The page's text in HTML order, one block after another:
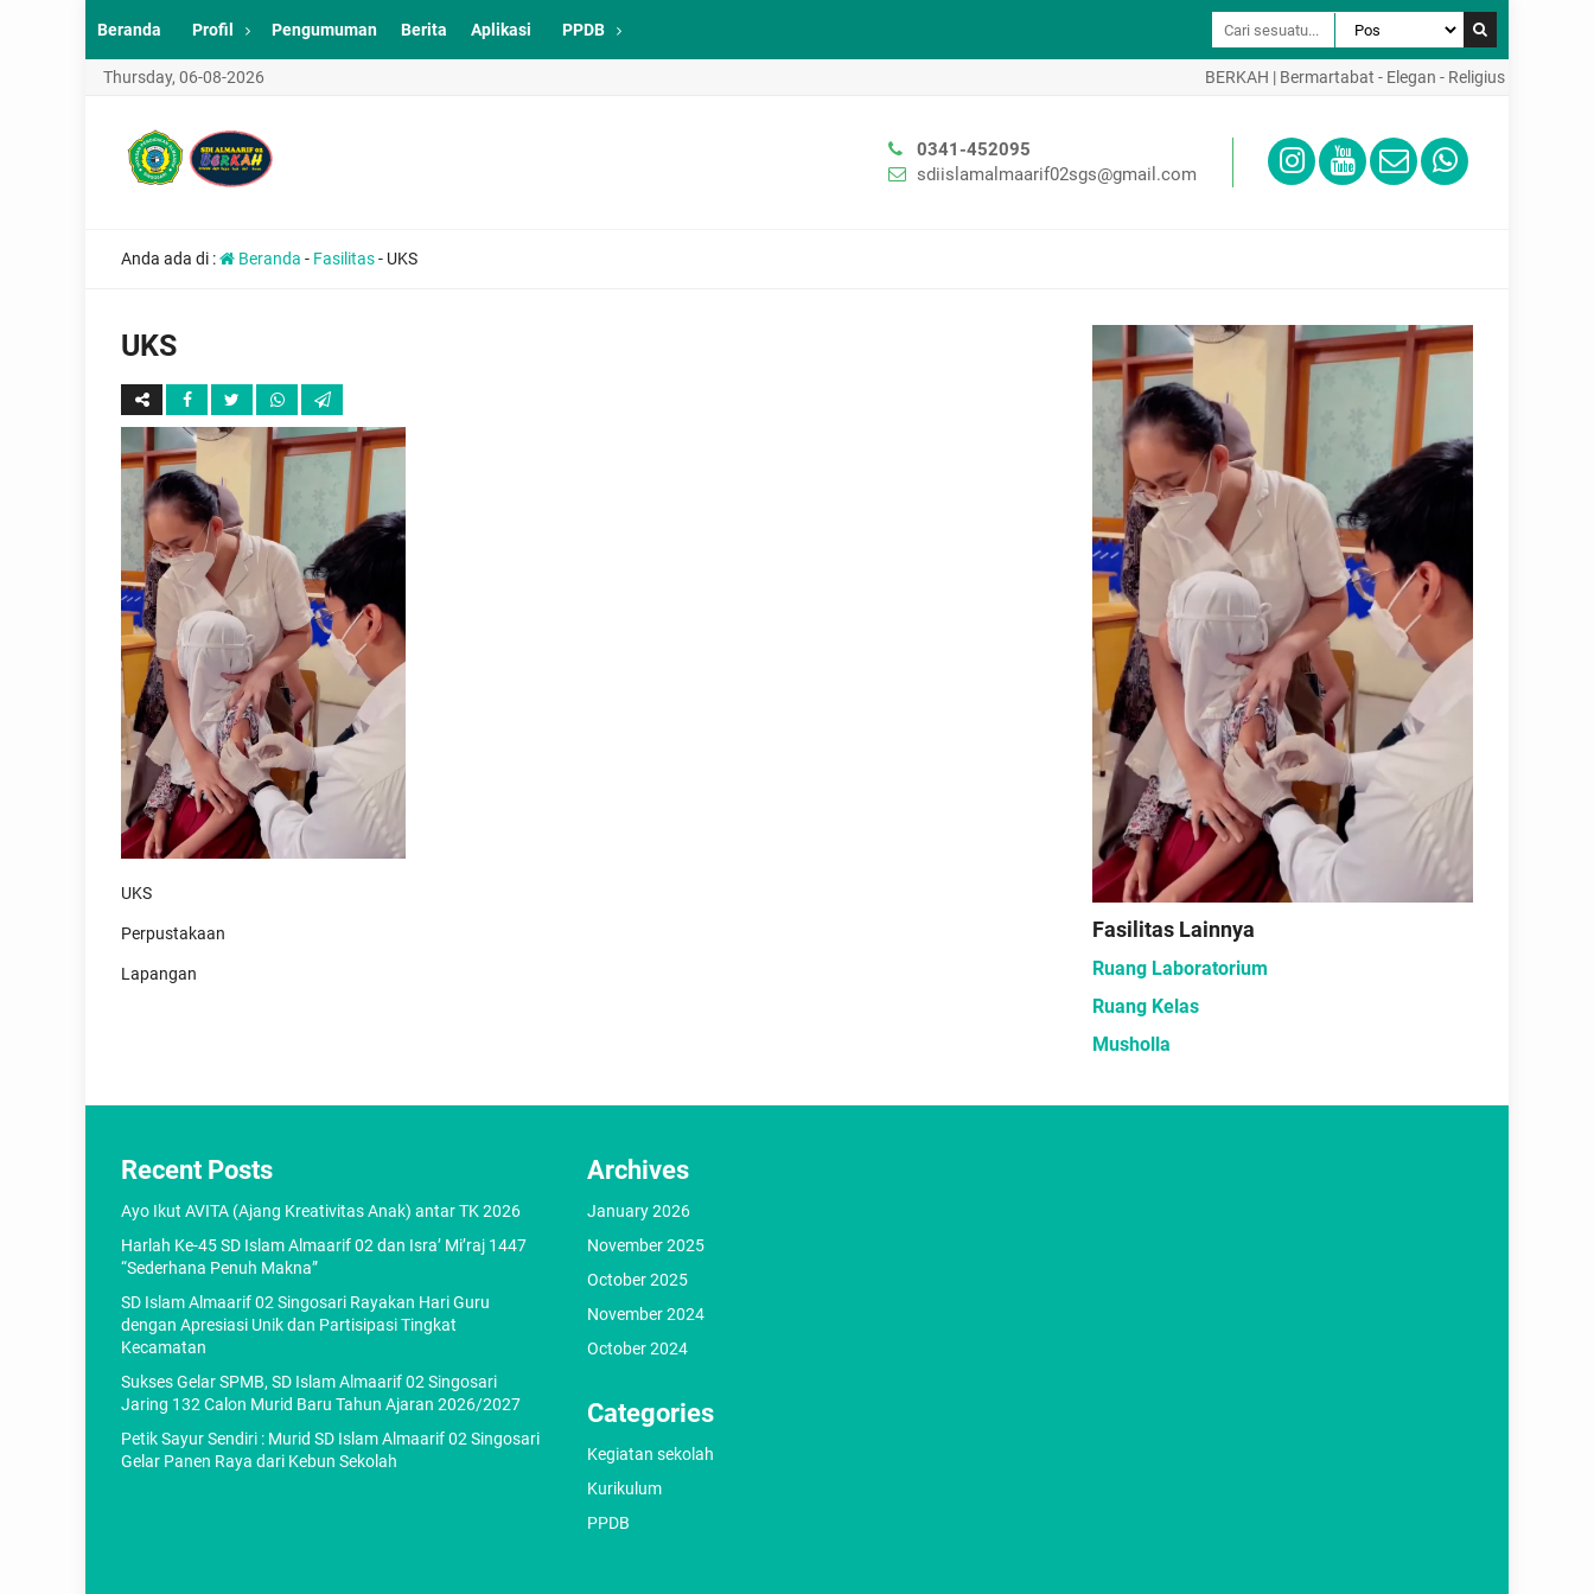
Beranda Profil Pengumuman Berita Aplikasi PPDB
Thursday, 06-08-2026 BERKAH | Bermartabat - Elegan - Religius - Kreatif -
0341-452095
sdiislamalmaarif02sgs@gmail.com
Anda ada di : Beranda - Fasilitas- UKS
UKS
UKS
Perpustakaan
Lapangan
Fasilitas Lainnya
Ruang Laboratorium
Ruang Kelas
Musholla
Recent Posts
Ayo Ikut AVITA (Ajang Kreativitas Anak) antar TK 2026
Harlah Ke-45 SD Islam Almaarif 02 dan Isra’ Mi’raj 1447
“Sederhana Penuh Makna”
SD Islam Almaarif 02 Singosari Rayakan Hari Guru
dengan Apresiasi Unik dan Partisipasi Tingkat
Kecamatan
Sukses Gelar SPMB, SD Islam Almaarif 02 Singosari
Jaring 132 Calon Murid Baru Tahun Ajaran 2026/2027
Petik Sayur Sendiri : Murid SD Islam Almaarif 02 Singosari
Gelar Panen Raya dari Kebun Sekolah
Archives
January 2026
November 2025
October 2025
November 2024
October 2024
Categories
Kegiatan sekolah
Kurikulum
PPDB